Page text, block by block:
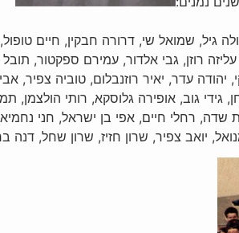
גיל, שמואל שי, דרורה חבקין, חיים
עליזה רוזן, גבי אלדור, עמירם ספקטור,
יהודה עדר, יאיר רוזנבלום, טוביה צפיר,
גידי גוב, אופירה גלוסקא, רותי הולצמן,
שדה, רחלי חיים, אפי בן ישראל, חני
יואב צפיר, שרון חזיז, שרון שחל, דנה